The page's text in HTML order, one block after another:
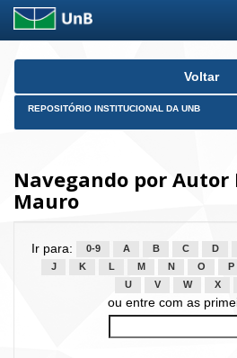
Skip
Voltar
REPOSITÓRIO INSTITUCIONAL DA UNB
Navegando por
Mauro
Ir para: 0-9 A B C D
J
K L M N O P
U
V W X
ou entre com as